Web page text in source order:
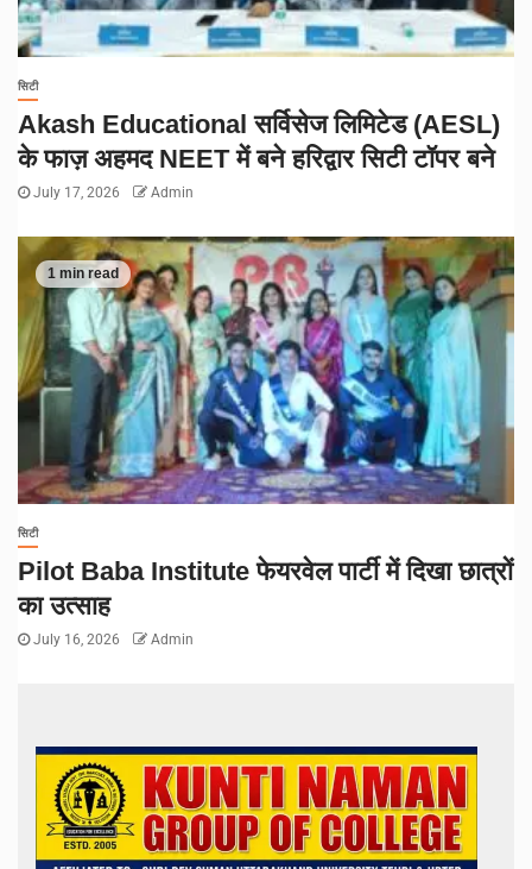
सिटी
Akash Educational सर्विसेज लिमिटेड (AESL)
के फाज़ अहमद NEET में बने हरिद्वार सिटी टॉपर बने
July 17, 2026 Admin
1 min read
सिटी
Pilot Baba Institute फेयरवेल पार्टी में दिखा छात्रों
का उत्साह
July 16, 2026 Admin